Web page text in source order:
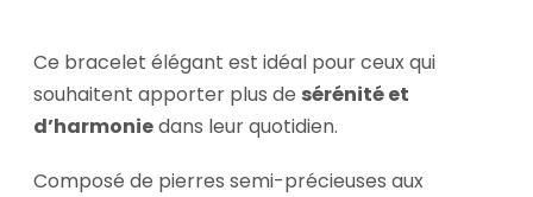
Ce bracelet élégant est idéal pour ceux qui
souhaitent apporter plus de sérénité et
d’harmoniedans leur quotidien.
Composé de pierres semi-précieuses aux